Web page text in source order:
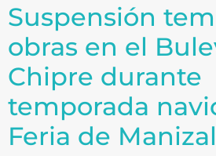
Suspensión
obras en el
Chipre durante
temporada
Feria de